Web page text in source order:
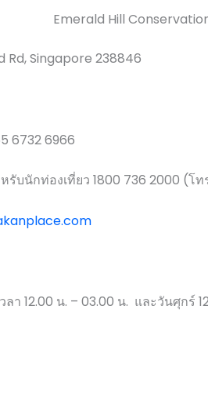
Emerald Hill
Rd, Singapore 238846
6732 6966
รับนักท่องเที่ยว 1800 736 2000 (โ
ลา 12.00 น. – 03.00 น. และวันศุกร์